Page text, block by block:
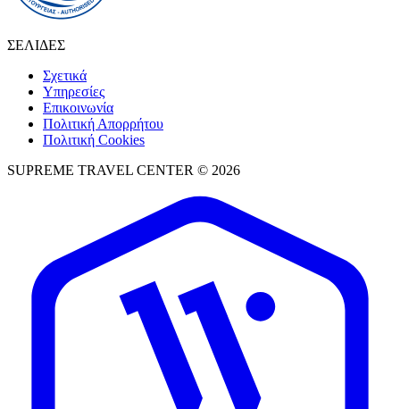
ΣΕΛΙΔΕΣ
Σχετικά
Υπηρεσίες
Επικοινωνία
Πολιτική Απορρήτου
Πολιτική Cookies
SUPREME TRAVEL CENTER © 2026